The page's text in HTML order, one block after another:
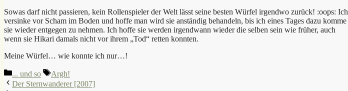
Sowas darf nicht passieren, kein Rollenspieler der Welt lässt seine besten Würfel irgendwo zurück! :oops: Ich
versinke vor Scham im Boden und hoffe man wird sie anständig behandeln, bis ich eines Tages dazu komme
sie wieder entgegen zu nehmen. Ich hoffe sie werden irgendwann wieder die selben sein wie früher, auch
wenn sie Hikari damals nicht vor ihrem „Tod“ retten konnten.
Meine Würfel… wie konnte ich nur…!
Kategorien
... und so Schlagwörter
Argh!
Der Sternwanderer [2007]